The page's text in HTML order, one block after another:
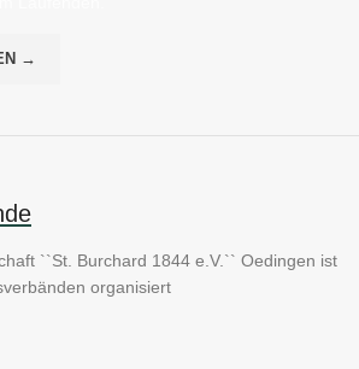
→
``St. Burchard 1844 e.V.`` Oedingen ist
organisiert